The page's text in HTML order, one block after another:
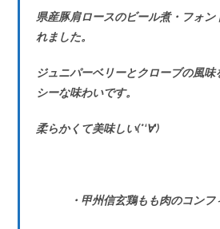
県産豚肩ロースのビール煮・フォ
れました。
ジュニパーベリーとクローブの風
シーな味わいです。
柔らかくて美味しい(*‘∀‘)
・甲州信玄鶏もも肉のコンフ